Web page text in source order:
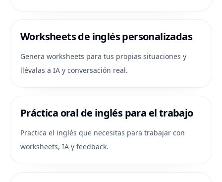
Worksheets de inglés personalizadas
Genera worksheets para tus propias situaciones y
llévalas a IA y conversación real.
Práctica oral de inglés para el trabajo
Practica el inglés que necesitas para trabajar con
worksheets, IA y feedback.